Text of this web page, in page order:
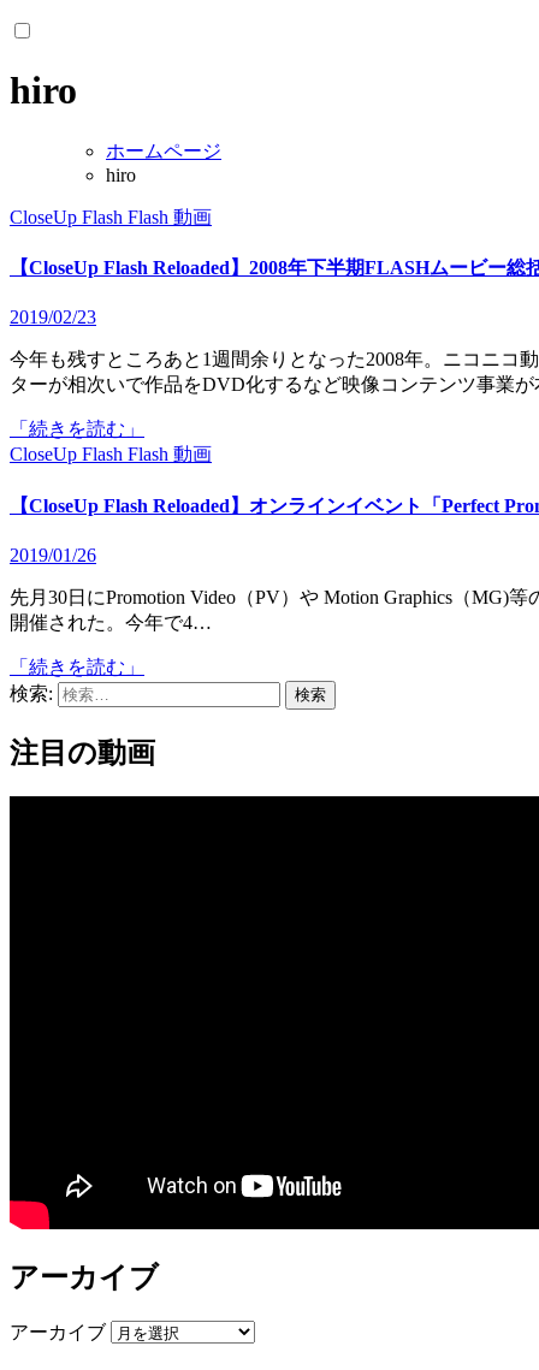
hiro
ホームページ
hiro
CloseUp Flash Flash 動画
【CloseUp Flash Reloaded】2008年下半期FLASHムービー総
2019/02/23
今年も残すところあと1週間余りとなった2008年。ニコニコ動画の躍進やこれまで第一線で活躍してきたFlashクリエイ
ターが相次いで作品をDVD化するなど映像コンテンツ事業
「続きを読む」
CloseUp Flash Flash 動画
【CloseUp Flash Reloaded】オンラインイベント「Perfect
2019/01/26
先月30日にPromotion Video（PV）や Motion Graphics（MG)等のムービーを発表するイベント「Perfect Promotion’08」が
開催された。今年で4…
「続きを読む」
検索:
注目の動画
アーカイブ
アーカイブ